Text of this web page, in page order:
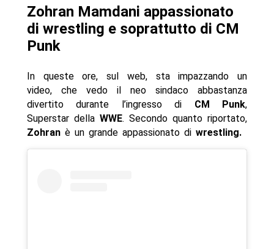
Zohran Mamdani appassionato
di wrestling e soprattutto di CM
Punk
In queste ore, sul web, sta impazzando un
video, che vedo il neo sindaco abbastanza
divertito durante l’ingresso di CM Punk,
Superstar della WWE. Secondo quanto riportato,
Zohranè un grande appassionato di wrestling.